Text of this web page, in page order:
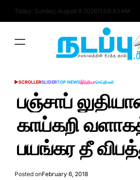
Today: Sunday, August 9 202611:08:44 AM
POSTED
SCROLLERSLIDERTOP NEWSஇந்தியாசெய்திகள்
பஞ்சாப்
காய்கறி
பயங்கர தீ
Posted onFebruary 6, 2018